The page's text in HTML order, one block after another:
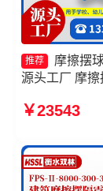
推荐
摩擦摆
源头工厂 摩
厂 摩擦支座源
￥23543